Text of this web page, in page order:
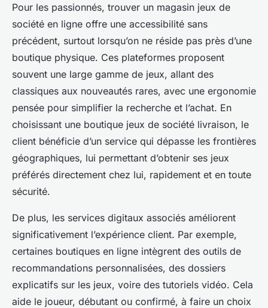
Pour les passionnés, trouver un magasin jeux de
société en ligne offre une accessibilité sans
précédent, surtout lorsqu’on ne réside pas près d’une
boutique physique. Ces plateformes proposent
souvent une large gamme de jeux, allant des
classiques aux nouveautés rares, avec une ergonomie
pensée pour simplifier la recherche et l’achat. En
choisissant une boutique jeux de société livraison, le
client bénéficie d’un service qui dépasse les frontières
géographiques, lui permettant d’obtenir ses jeux
préférés directement chez lui, rapidement et en toute
sécurité.
De plus, les services digitaux associés améliorent
significativement l’expérience client. Par exemple,
certaines boutiques en ligne intègrent des outils de
recommandations personnalisées, des dossiers
explicatifs sur les jeux, voire des tutoriels vidéo. Cela
aide le joueur, débutant ou confirmé, à faire un choix